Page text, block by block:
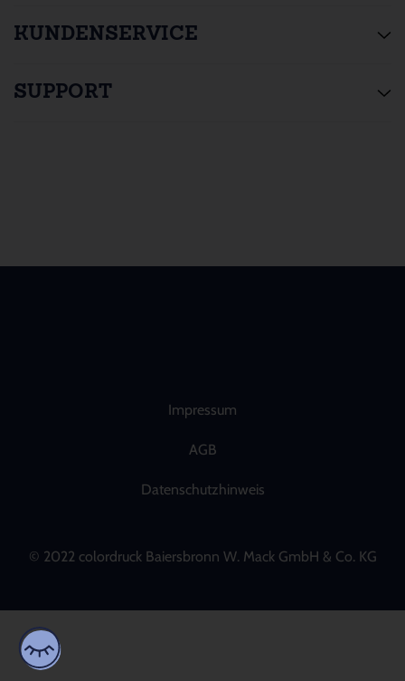
KUNDENSERVICE
SUPPORT
Impressum
AGB
Datenschutzhinweis
© 2022 colordruck Baiersbronn W. Mack GmbH & Co. KG